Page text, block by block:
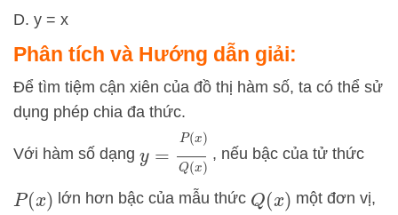
D. y = x
Phân tích và Hướng dẫn giải:
Để tìm tiệm cận xiên của đồ thị hàm số, ta có thể sử
dụng phép chia đa thức.
Với hàm số dạng (x)Q )
, nếu bậc của tử thức
P(x) lớn hơn bậc của mẫu thức Q(x) một đơn vị,